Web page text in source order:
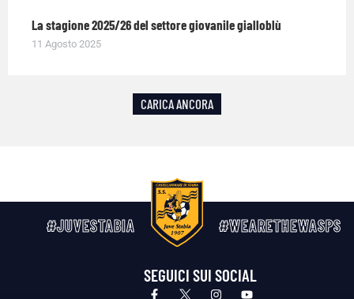
La stagione 2025/26 del settore giovanile gialloblù
11 Agosto 2025
CARICA ANCORA
#JUVESTABIA #WEARETHEWASPS
SEGUICI SUI SOCIAL